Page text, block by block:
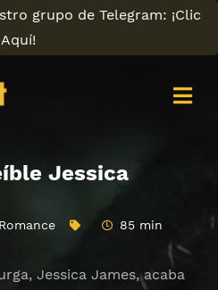
grupo de Telegram: ¡Clic
Aquí!
Jessica
Romance
85 min
Jessica James, acaba